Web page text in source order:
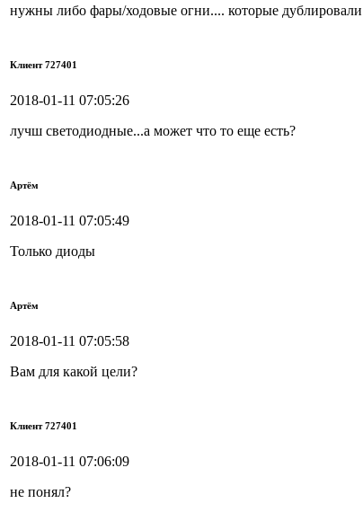
нужны либо фары/ходовые огни.... которые
Клиент 727401
2018-01-11 07:05:26
лучш светодиодные...а может что то еще есть?
Артём
2018-01-11 07:05:49
Только диоды
Артём
2018-01-11 07:05:58
Вам для какой цели?
Клиент 727401
2018-01-11 07:06:09
не понял?